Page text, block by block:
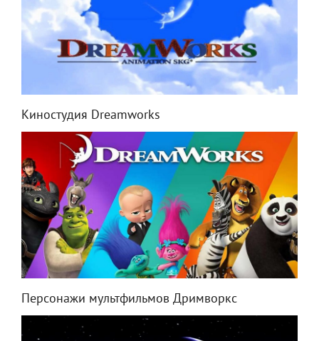
Киностудия Dreamworks
Персонажи мультфильмов Дримворкс